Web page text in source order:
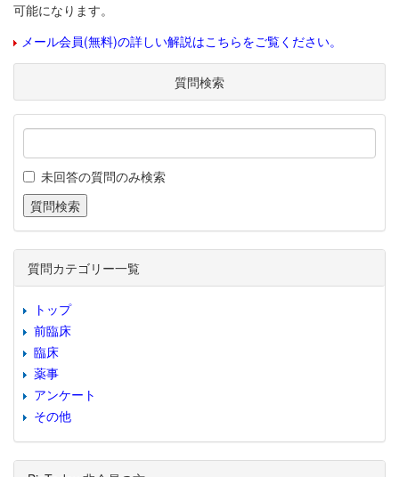
可能になります。
メール会員(無料)の詳しい解説はこちらをご覧ください。
質問検索
未回答の質問のみ検索
質問カテゴリー一覧
トップ
前臨床
臨床
薬事
アンケート
その他